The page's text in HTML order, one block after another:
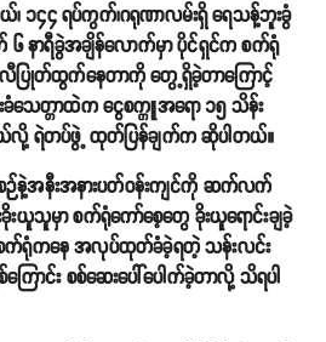
၊ ၁၄၄ ရပ်ကွက်၊ဂရုဏာလမ်းရှိ ရေသန့်ဘူးခွံ
နာရီခွဲအချိန်လောက်မှာ ပိုင်ရှင်က စက်ရုံ
ပြုတ်ထွက်နေတာကို တွေ့ရှိခဲ့တာကြောင့်
ခံသေတ္တာထဲက ငွေစက္ကူအရော ၁၅ သိန်း
လို့ ရဲတပ်ဖွဲ့ ထုတ်ပြန်ချက်က ဆိုပါတယ်။
စဉ်နဲ့အနီးအနားပတ်ဝန်းကျင်ကို ဆက်လက်
းယူသူမှာ စက်ရုံကော်စေ့တွေ ခိုးယူရောင်းချခဲ့
ရုံကနေ အလုပ်ထုတ်ခံခဲ့ရတဲ့ သန်းလင်း
ောင်း စစ်ဆေးပေါ်ပေါက်ခဲ့တာလို့ သိရပါ